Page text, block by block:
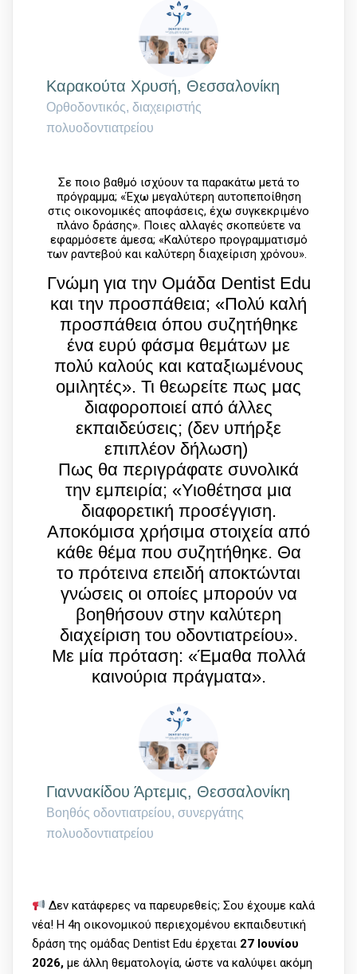
Kαρακούτα Χρυσή, Θεσσαλονίκη
Ορθοδοντικός, διαχειριστής
πολυοδοντιατρείου
Σε ποιο βαθμό ισχύουν τα παρακάτω μετά το
πρόγραμμα; «Έχω μεγαλύτερη αυτοπεποίθηση
στις οικονομικές αποφάσεις, έχω συγκεκριμένο
πλάνο δράσης». Ποιες αλλαγές σκοπεύετε να
εφαρμόσετε άμεσα; «Καλύτερο προγραμματισμό
των ραντεβού και καλύτερη διαχείριση χρόνου».
Γνώμη για την Ομάδα Dentist Edu
και την προσπάθεια; «Πολύ καλή
προσπάθεια όπου συζητήθηκε
ένα ευρύ φάσμα θεμάτων με
πολύ καλούς και καταξιωμένους
ομιλητές». Τι θεωρείτε πως μας
διαφοροποιεί από άλλες
εκπαιδεύσεις; (δεν υπήρξε
επιπλέον δήλωση)
Πως θα περιγράφατε συνολικά
την εμπειρία; «Υιοθέτησα μια
διαφορετική προσέγγιση.
Αποκόμισα χρήσιμα στοιχεία από
κάθε θέμα που συζητήθηκε. Θα
το πρότεινα επειδή αποκτώνται
γνώσεις οι οποίες μπορούν να
βοηθήσουν στην καλύτερη
διαχείριση του οδοντιατρείου».
Με μία πρόταση: «Έμαθα πολλά
καινούρια πράγματα».
Γιαννακίδου Άρτεμις, Θεσσαλονίκη
Βοηθός οδοντιατρείου, συνεργάτης
πολυοδοντιατρείου
Δεν κατάφερες να παρευρεθείς; Σου έχουμε καλά
νέα! Η 4η οικονομικού περιεχομένου εκπαιδευτική
δράση της ομάδας Dentist Edu έρχεται 27 Ιουνίου
2026, με άλλη θεματολογία, ώστε να καλύψει ακόμη